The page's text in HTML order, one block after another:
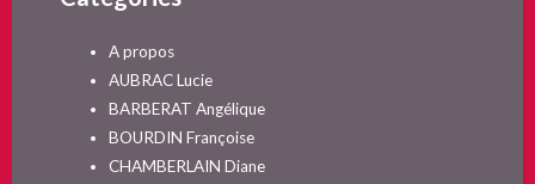
A propos
AUBRAC Lucie
BARBERAT Angélique
BOURDIN Françoise
CHAMBERLAIN Diane